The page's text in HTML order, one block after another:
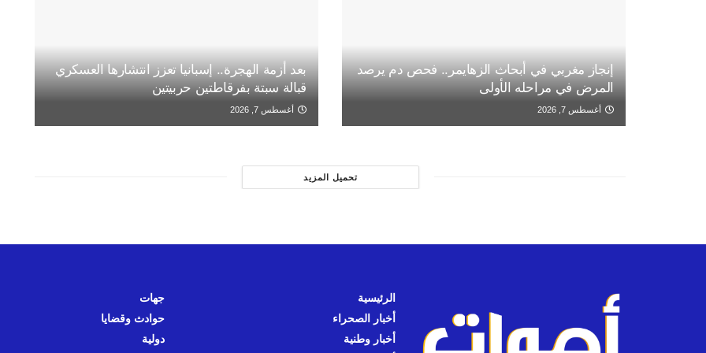
إنجاز مغربي في أبحاث الزهايمر.. فحص دم يرصد
المرض في مراحله الأولى
أغسطس 7, 2026
بعد أزمة الهجرة.. إسبانيا تعزز انتشارها العسكري
قبالة سبتة بفرقاطتين حربيتين
أغسطس 7, 2026
تحميل المزيد
الرئيسية
أخبار الصحراء
أخبار وطنية
جهات
حوادث وقضايا
دولية